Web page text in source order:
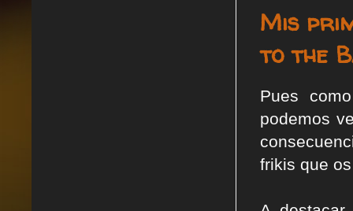
Mis
to the
Pues
podemos
frikis que